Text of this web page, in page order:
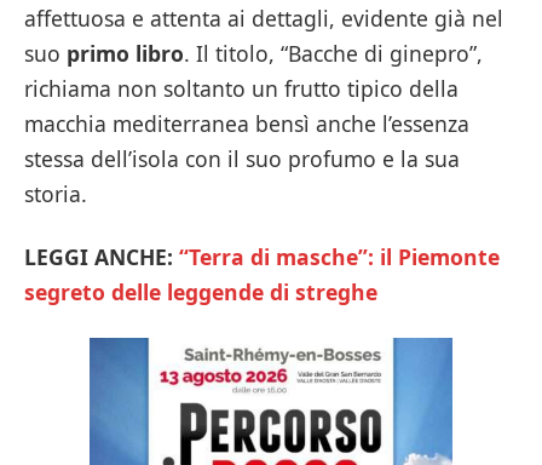
affettuosa e attenta ai dettagli, evidente già nel
suo primo libro. Il titolo, “Bacche di ginepro”,
richiama non soltanto un frutto tipico della
macchia mediterranea bensì anche l’essenza
stessa dell’isola con il suo profumo e la sua
storia.
LEGGI ANCHE: “Terra di masche”: il Piemonte
segreto delle leggende di streghe